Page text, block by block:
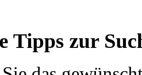
Tipps zur